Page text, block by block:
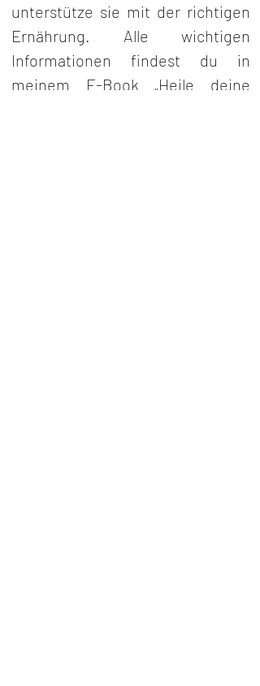
unterstütze sie mit der richtigen
Ernährung. Alle wichtigen
Informationen findest du in
meinem E-Book „Heile deine